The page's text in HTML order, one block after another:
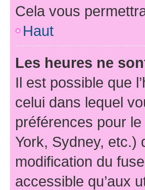
Cela vous
Haut
Les heures ne
Il est possible que
celui dans lequel
préférences pour
York, Sydney, etc.)
modification du
accessible qu’aux